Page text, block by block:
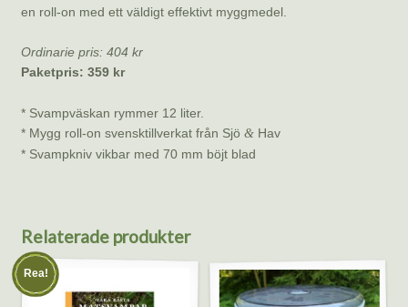
en roll-on med ett väldigt effektivt myggmedel.
Ordinarie pris: 404 kr
Paketpris: 359 kr
* Svampväskan rymmer 12 liter.
* Mygg roll-on svensktillverkat från Sjö &Hav
* Svampkniv vikbar med 70 mm böjt blad
Relaterade produkter
Rea!